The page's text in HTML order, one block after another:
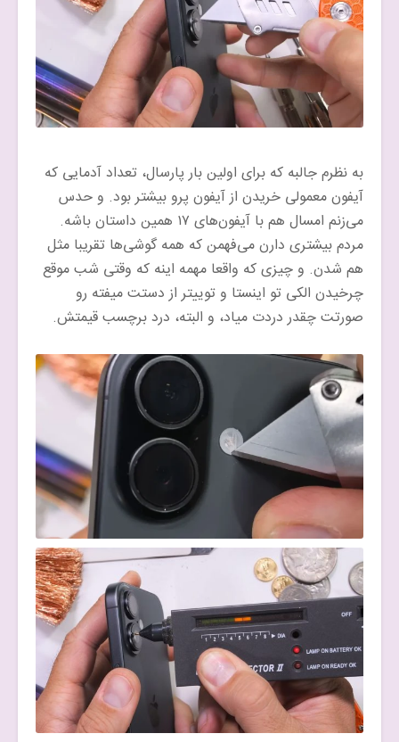
به نظرم جالبه که برای اولین بار پارسال، تعداد آدمایی که
آیفون معمولی خریدن از آیفون پرو بیشتر بود. و حدس
می‌زنم امسال هم با آیفون‌های ۱۷ همین داستان باشه.
مردم بیشتری دارن می‌فهمن که همه گوشی‌ها تقریبا مثل
هم شدن. و چیزی که واقعا مهمه اینه که وقتی شب موقع
چرخیدن الکی تو اینستا و توییتر از دستت میفته رو
صورتت چقدر دردت میاد، و البته، درد برچسب قیمتش.